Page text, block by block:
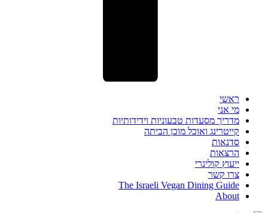
ראשי
מי אני
מדריך מסעדות טבעוניות וידידותיות
קייטרינג ואוכל מוכן הביתה
סדנאות
הרצאות
ייעוץ קולינרי
צרו קשר
The Israeli Vegan Dining Guide
About